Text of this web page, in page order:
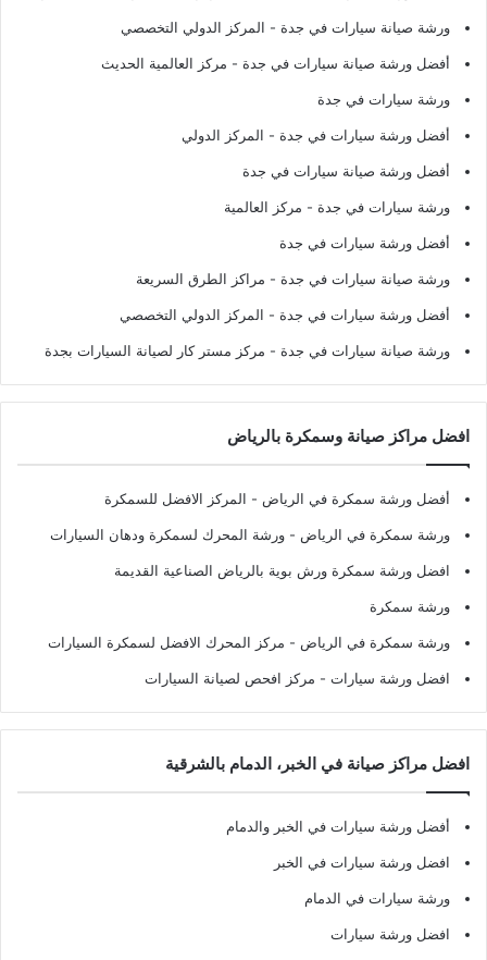
ورشة صيانة سيارات في جدة - المركز الدولي التخصصي
أفضل ورشة صيانة سيارات في جدة - مركز العالمية الحديث
ورشة سيارات في جدة
أفضل ورشة سيارات في جدة - المركز الدولي
أفضل ورشة صيانة سيارات في جدة
ورشة سيارات في جدة - مركز العالمية
أفضل ورشة سيارات في جدة
ورشة صيانة سيارات في جدة - مراكز الطرق السريعة
أفضل ورشة سيارات في جدة - المركز الدولي التخصصي
ورشة صيانة سيارات في جدة - مركز مستر كار لصيانة السيارات بجدة
افضل مراكز صيانة وسمكرة بالرياض
أفضل ورشة سمكرة في الرياض - المركز الافضل للسمكرة
ورشة سمكرة في الرياض - ورشة المحرك لسمكرة ودهان السيارات
افضل ورشة سمكرة ورش بوية بالرياض الصناعية القديمة
ورشة سمكرة
ورشة سمكرة في الرياض - مركز المحرك الافضل لسمكرة السيارات
افضل ورشة سيارات - مركز افحص لصيانة السيارات
افضل مراكز صيانة في الخبر، الدمام بالشرقية
أفضل ورشة سيارات في الخبر والدمام
افضل ورشة سيارات في الخبر
ورشة سيارات في الدمام
افضل ورشة سيارات